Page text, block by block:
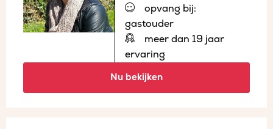
opvang bij:
gastouder
meer dan 19 jaar
ervaring
Nu bekijken